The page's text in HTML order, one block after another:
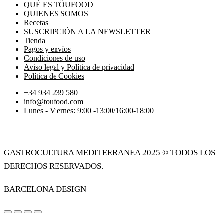
QUÉ ES TÖUFOOD
QUIENES SOMOS
Recetas
SUSCRIPCIÓN A LA NEWSLETTER
Tienda
Pagos y envíos
Condiciones de uso
Aviso legal y Política de privacidad
Política de Cookies
+34 934 239 580
info@toufood.com
Lunes - Viernes: 9:00 -13:00/16:00-18:00
GASTROCULTURA MEDITERRANEA 2025 © todos los
derechos reservados.
Barcelona design